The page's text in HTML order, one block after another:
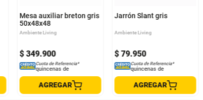
Mesa auxiliar breton gris
50x48x48
Ambiente Living
$ 349.900
Cuota de Referencia*
quincenas de
AGREGAR
Jarrón Slant gris
Ambiente Living
$ 79.950
Cuota de Referencia*
quincenas de
AGREGAR